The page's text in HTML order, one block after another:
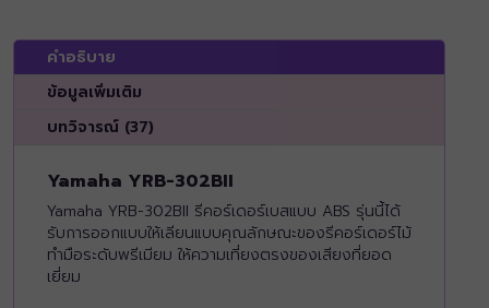
คำอธิบาย
ข้อมูลเพิ่มเติม
บทวิจารณ์ (37)
Yamaha YRB-302BII
Yamaha YRB-302BII รีคอร์เดอร์เบสแบบ ABS รุ่นนี้ได้
รับการออกแบบให้เลียนแบบคุณลักษณะของรีคอร์เดอร์ไม้
ทำมือระดับพรีเมียม ให้ความเที่ยงตรงของเสียงที่ยอด
เยี่ยม